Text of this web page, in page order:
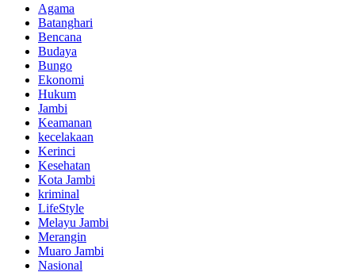
Agama
Batanghari
Bencana
Budaya
Bungo
Ekonomi
Hukum
Jambi
Keamanan
kecelakaan
Kerinci
Kesehatan
Kota Jambi
kriminal
LifeStyle
Melayu Jambi
Merangin
Muaro Jambi
Nasional